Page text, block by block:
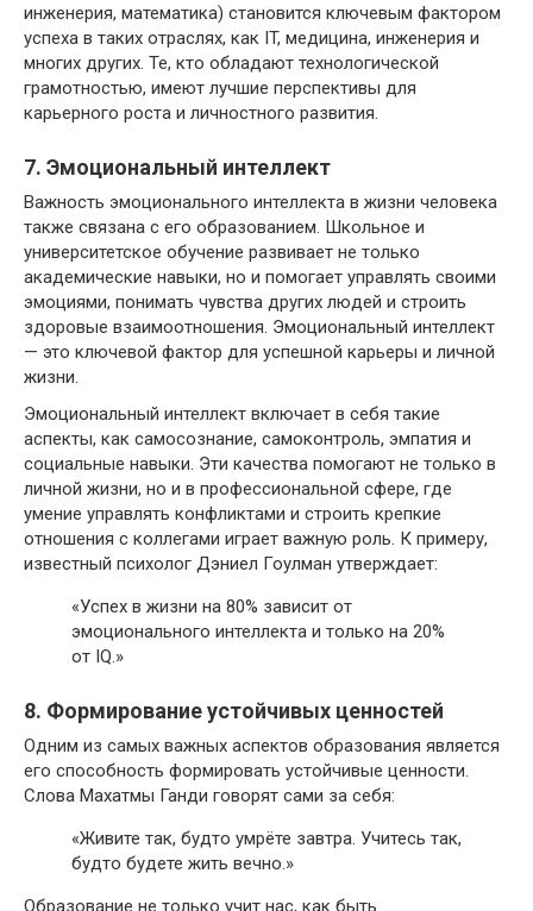
инженерия, математика) становится ключевым фактором
успеха в таких отраслях, как IT, медицина, инженерия и
многих других. Те, кто обладают технологической
грамотностью, имеют лучшие перспективы для
карьерного роста и личностного развития.
7. Эмоциональный интеллект
Важность эмоционального интеллекта в жизни человека
также связана с его образованием. Школьное и
университетское обучение развивает не только
академические навыки, но и помогает управлять своими
эмоциями, понимать чувства других людей и строить
здоровые взаимоотношения. Эмоциональный интеллект
— это ключевой фактор для успешной карьеры и личной
жизни.
Эмоциональный интеллект включает в себя такие
аспекты, как самосознание, самоконтроль, эмпатия и
социальные навыки. Эти качества помогают не только в
личной жизни, но и в профессиональной сфере, где
умение управлять конфликтами и строить крепкие
отношения с коллегами играет важную роль. К примеру,
известный психолог Дэниел Гоулман утверждает:
«Успех в жизни на 80% зависит от
эмоционального интеллекта и только на 20%
от IQ.»
8. Формирование устойчивых ценностей
Одним из самых важных аспектов образования является
его способность формировать устойчивые ценности.
Слова Махатмы Ганди говорят сами за себя:
«Живите так, будто умрёте завтра. Учитесь так,
будто будете жить вечно.»
Образование не только учит нас, как быть